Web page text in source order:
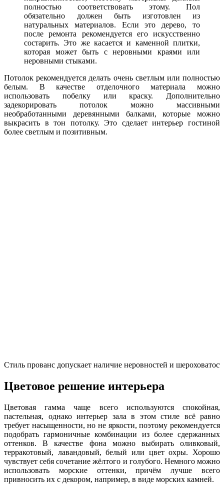
полностью соответствовать этому. Пол
обязательно должен быть изготовлен из
натуральных материалов. Если это дерево, то
после ремонта рекомендуется его искусственно
состарить. Это же касается и каменной плитки,
которая может быть с неровными краями или
неровными стыками.
Потолок рекомендуется делать очень светлым или полностью
белым. В качестве отделочного материала можно
использовать побелку или краску. Дополнительно
задекорировать потолок можно массивными
необработанными деревянными балками, которые можно
выкрасить в тон потолку. Это сделает интерьер гостиной
более светлым и позитивным.
Стиль прованс допускает наличие неровностей и
Цветовое решение интерьера
Цветовая гамма чаще всего используются спокойная,
пастельная, однако интерьер зала в этом стиле всё равно
требует насыщенности, но не яркости, поэтому рекомендуется
подобрать гармоничные комбинации из более сдержанных
оттенков. В качестве фона можно выбирать оливковый,
терракотовый, лавандовый, белый или цвет охры. Хорошо
чувствует себя сочетание жёлтого и голубого. Немного можно
использовать морские оттенки, причём лучше всего
привносить их с декором, например, в виде морских камней.